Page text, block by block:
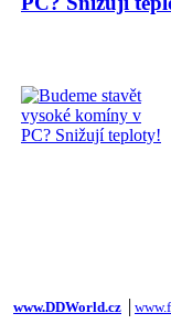
www.DDWorld.cz